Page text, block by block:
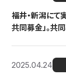
福井・新潟にて
共同募金」。共
2025.04.24